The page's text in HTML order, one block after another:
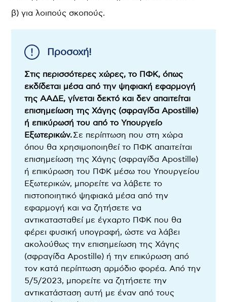
β) για λοιπούς σκοπούς.
Στις περισσότερες χώρες, το ΠΦΚ, όπως
εκδίδεται μέσα από την ψηφιακή εφαρμογή
της ΑΑΔΕ, γίνεται δεκτό και δεν απαιτείται
επισημείωση της Χάγης (σφραγίδα Apostille)
ή επικύρωσή του από το Υπουργείο
Εξωτερικών.Σε περίπτωση που στη χώρα
όπου θα χρησιμοποιηθεί το ΠΦΚ απαιτείται
επισημείωση της Χάγης (σφραγίδα Apostille)
ή επικύρωση του ΠΦΚ μέσω του Υπουργείου
Εξωτερικών, μπορείτε να λάβετε το
πιστοποιητικό ψηφιακά μέσα από την
εφαρμογή και να ζητήσετε να
αντικατασταθεί με έγχαρτο ΠΦΚ που θα
φέρει φυσική υπογραφή, ώστε να λάβει
ακολούθως την επισημείωση της Χάγης
(σφραγίδα Apostille) ή την επικύρωση από
τον κατά περίπτωση αρμόδιο φορέα. Από την
5/5/2023, μπορείτε να ζητήσετε την
αντικατάσταση αυτή με έναν από τους